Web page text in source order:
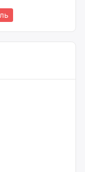
свойства
(ЭДМ)